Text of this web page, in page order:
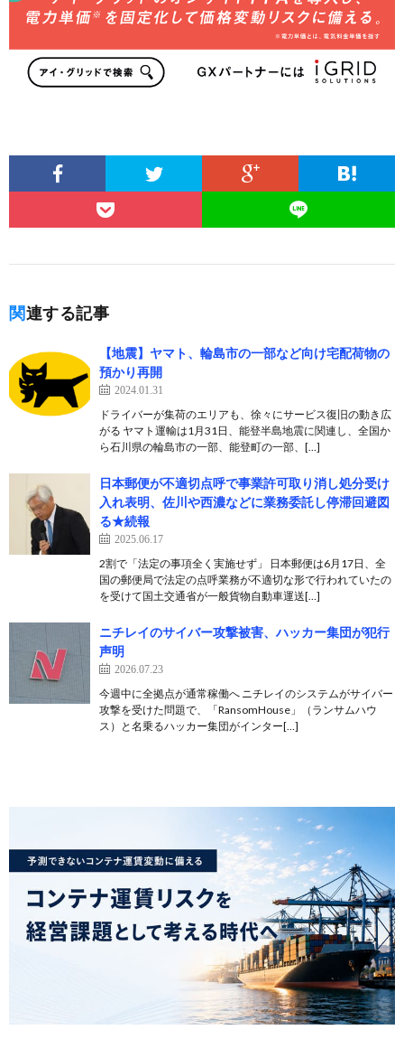
関連する記事
【地震】ヤマト、輪島市の一部など向け宅配荷物の
預かり再開
2024.01.31
ドライバーが集荷のエリアも、徐々にサービス復旧の動き広
がる ヤマト運輸は1月31日、能登半島地震に関連し、全国か
ら石川県の輪島市の一部、能登町の一部、[…]
日本郵便が不適切点呼で事業許可取り消し処分受け
入れ表明、佐川や西濃などに業務委託し停滞回避図
る★続報
2025.06.17
2割で「法定の事項全く実施せず」 日本郵便は6月17日、全
国の郵便局で法定の点呼業務が不適切な形で行われていたの
を受けて国土交通省が一般貨物自動車運送[…]
ニチレイのサイバー攻撃被害、ハッカー集団が犯行
声明
2026.07.23
今週中に全拠点が通常稼働へ ニチレイのシステムがサイバー
攻撃を受けた問題で、「RansomHouse」（ランサムハウ
ス）と名乗るハッカー集団がインター[…]